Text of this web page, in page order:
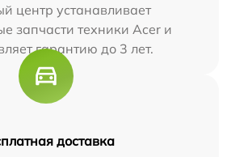
центр устанавливает
запчасти техники Acer и
гарантию до 3 лет.
доставка